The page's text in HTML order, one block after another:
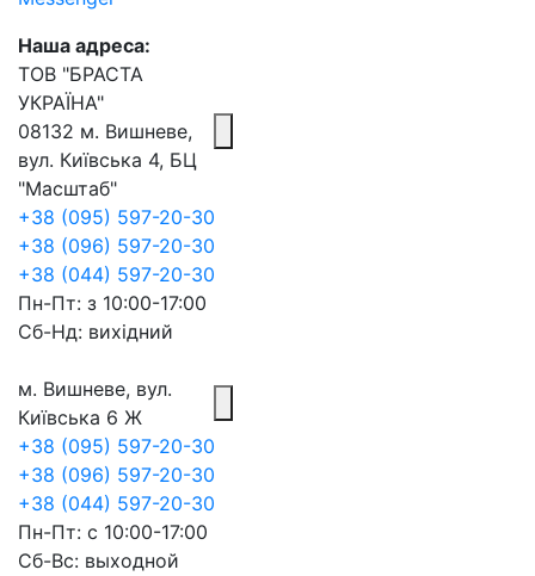
Наша адреса:
ТОВ "БРАСТА
УКРАЇНА"
08132 м. Вишневе,
вул. Київська 4, БЦ
"Масштаб"
+38 (095) 597-20-30
+38 (096) 597-20-30
+38 (044) 597-20-30
Пн-Пт: з 10:00-17:00
Сб-Нд: вихідний
м. Вишневе, вул.
Київська 6 Ж
+38 (095) 597-20-30
+38 (096) 597-20-30
+38 (044) 597-20-30
Пн-Пт: с 10:00-17:00
Сб-Вс: выходной